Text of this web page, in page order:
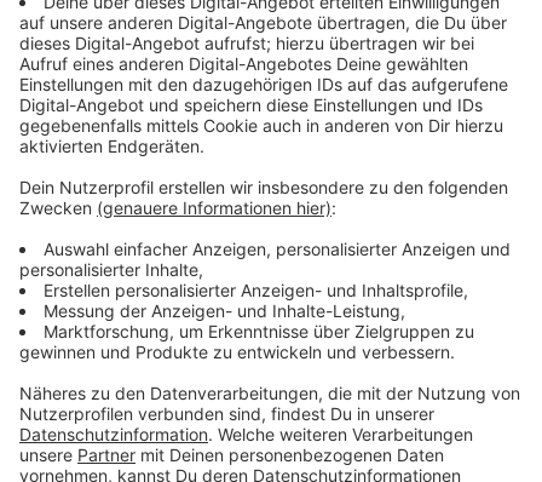
Mit dem Warntag wollen Polizei, Feuerwehr,
Katastrophenschutz und das Technische Hilfswerk
regelmäßig überprüfen, ob alle Systeme zuverlässig
funktionieren und wie viele Menschen damit erreicht
werden.
Digitale Anzeigetafeln sind dabei noch relativ neu: Sie
wurden in NRW vor zwei Jahren erstmals beim
Warntag getestet und ergänzen seitdem die
bestehenden Warnsysteme.
Anzeige
Warnung direkt aufs Smartphone
Anzeige